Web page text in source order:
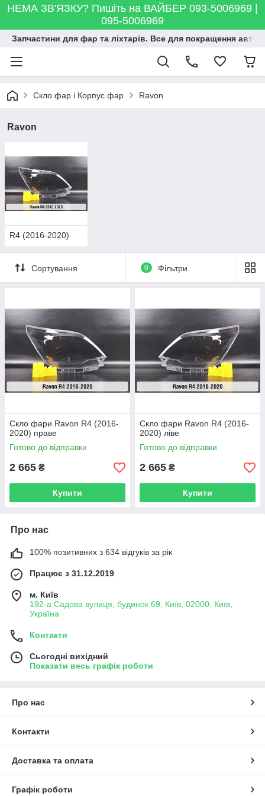
НЕМА ЗВ'ЯЗКУ? Пишіть на ВАЙБЕР 093-5006969 |
095-5006969
Запчастини для фар та ліхтарів. Все для покращення
Скло фар і Корпус фар Ravon
Ravon
R4 (2016-2020)
Сортування 0 Фільтри
Скло фари Ravon R4 (2016-
2020) праве
Готово до відправки
2 665 ₴
Купити
Скло фари Ravon R4 (2016-
2020) ліве
Готово до відправки
2 665 ₴
Купити
Про нас
100% позитивних з 634 відгуків за рік
Працює з 31.12.2019
м. Київ
192-а Садова вулиця, будинок 69, Київ, 02000, Київ,
Україна
Контакти
Сьогодні вихідний
Показати весь графік роботи
Про нас
Контакти
Доставка та оплата
Графік роботи